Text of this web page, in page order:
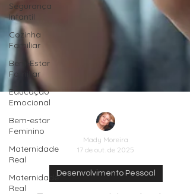
Segurança
Infantil
Cozinha
Familiar
Bem-Estar
Familiar
Educação
Emocional
Bem-estar
Feminino
Maternidade
Real
Maternidade
Real
Mady Moreira
17 de out. de 2025